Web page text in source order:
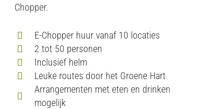
Chopper.
E-Chopper huur vanaf 10 locaties
2 tot 50 personen
Inclusief helm
Leuke routes door het Groene Hart
Arrangementen met eten en drinken
mogelijk